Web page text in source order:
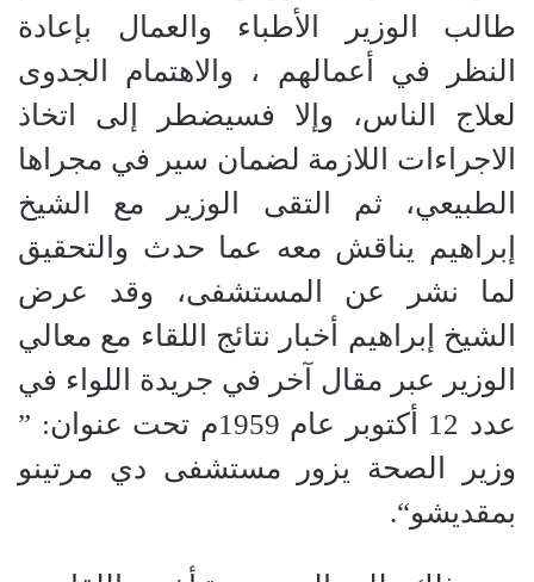
طالب الوزير الأطباء والعمال بإعادة
النظر في أعمالهم ، والاهتمام الجدوى
لعلاج الناس، وإلا فسيضطر إلى اتخاذ
الاجراءات اللازمة لضمان سير في مجراها
الطبيعي، ثم التقى الوزير مع الشيخ
إبراهيم يناقش معه عما حدث والتحقيق
لما نشر عن المستشفى، وقد عرض
الشيخ إبراهيم أخبار نتائج اللقاء مع معالي
الوزير عبر مقال آخر في جريدة اللواء في
عدد
أكتوبر عام م تحت عنوان: ”
وزير الصحة يزور مستشفى دي مرتينو
بمقديشو“.